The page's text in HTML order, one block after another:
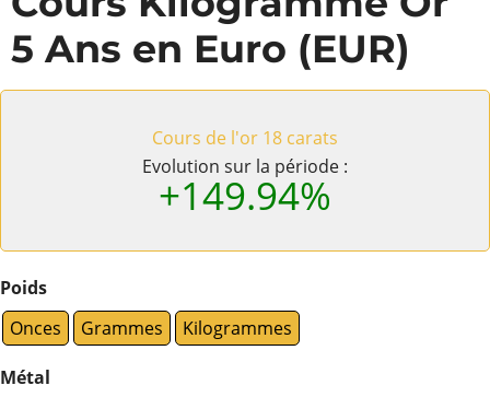
5 Ans en Euro (EUR)
Cours de l'or 18 carats
Evolution sur la période :
+149.94%
Poids
Onces
Grammes Kilogrammes
Métal